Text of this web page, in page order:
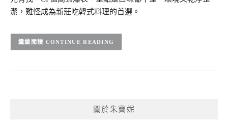
潔，難怪成為新莊吃韓式料理的首選。
CONTINUE READING
關於朱寶妮